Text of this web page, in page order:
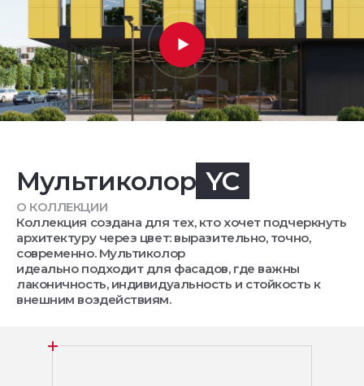
Мультиколор YC
О КОЛЛЕКЦИИ
Коллекция создана для тех, кто хочет подчеркнуть
архитектуру через цвет: выразительно, точно,
современно. Мультиколор
идеально подходит для фасадов, где важны
лаконичность, индивидуальность и стойкость к
внешним воздействиям.